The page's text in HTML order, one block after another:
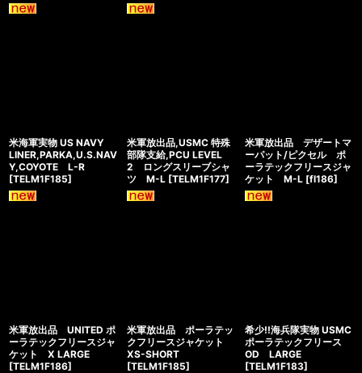
米海軍実物 US NAVY
LINER,PARKA,U.S.NAV
Y,COYOTE L-R
[TELM1F185]
米軍放出品,USMC 特殊
部隊支給,PCU LEVEL
2 ロングスリーブシャ
ツ M-L [TELM1F177]
米軍放出品 デザートマ
ーパット/ピクセル ポ
ーラテックフリースジャ
ケット M-L [fl186]
米軍放出品 UNITED ポ
ーラテックフリースジャ
ケット X LARGE
[TELM1F186]
米軍放出品 ポーラテッ
クフリースジャケット
XS-SHORT
[TELM1F185]
希少!!海兵隊実物 USMC
ポーラテックフリース
OD LARGE
[TELM1F183]